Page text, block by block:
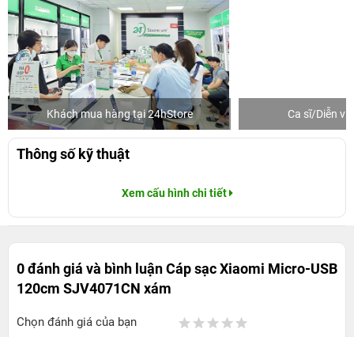
Khách mua hàng tại 24hStore Ca sĩ/Diễn
Thông số kỹ thuật
Xem cấu hình chi tiết
0 đánh giá và bình luậnCáp sạc Xiaomi Micro-USB
120cm SJV4071CN xám
Chọn đánh giá của bạn